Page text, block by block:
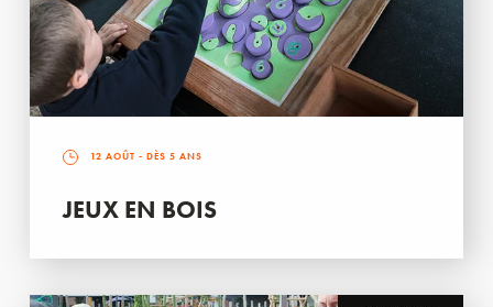
12 AOÛT - DÈS 5 ANS
JEUX EN BOIS